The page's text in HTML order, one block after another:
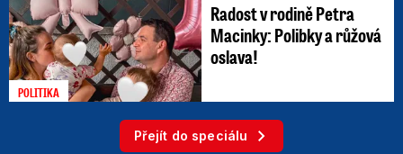
POLITIKA
Radost v rodině Petra
Macinky: Polibky a růžová
oslava!
Přejít do speciálu